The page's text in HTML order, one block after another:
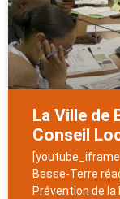
La Ville de
Conseil
[youtube_iframe
Basse-Terre
Prévention de la